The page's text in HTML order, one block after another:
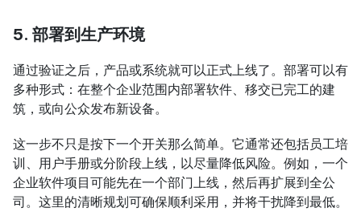
5. 部署到生产环境
通过验证之后，产品或系统就可以正式上线了。部署可以有
多种形式：在整个企业范围内部署软件、移交已完工的建
筑，或向公众发布新设备。
这一步不只是按下一个开关那么简单。它通常还包括员工培
训、用户手册或分阶段上线，以尽量降低风险。例如，一个
企业软件项目可能先在一个部门上线，然后再扩展到全公
司。这里的清晰规划可确保顺利采用，并将干扰降到最低。